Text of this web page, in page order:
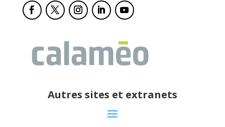
Autres sites et extranets